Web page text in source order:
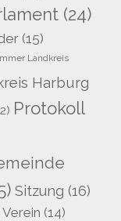
(24)
(15)
Landkreis
Harburg
Protokoll
Sitzung (16)
Verein (14)